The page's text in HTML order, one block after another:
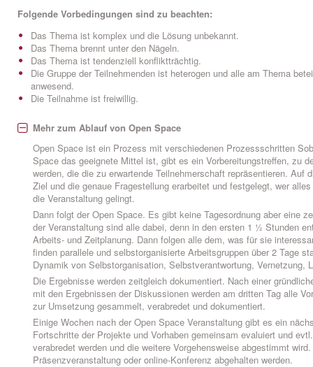
Folgende Vorbedingungen sind zu beachten:
Das Thema ist komplex und die Lösung unbekannt.
Das Thema brennt unter den Nägeln.
Das Thema ist tendenziell konfliktträchtig.
Die Gruppe der Teilnehmenden ist heterogen und alle am Thema
anwesend.
Die Teilnahme ist freiwillig.
Mehr zum Ablauf von Open Space
Open Space ist ein Prozess mit verschiedenen Prozessschritten
Space das geeignete Mittel ist, gibt es ein Vorbereitungstreffen, zu
werden, die die zu erwartende Teilnehmerschaft repräsentieren. Auf
Ziel und die genaue Fragestellung erarbeitet und festgelegt, wer
die Veranstaltung gelingt.
Dann folgt der Open Space. Es gibt keine Tagesordnung aber eine
der Veranstaltung sind alle dabei, denn in den ersten 1 ½ Stunden
Arbeits- und Zeitplanung. Dann folgen alle dem, was für sie
finden parallele und selbstorganisierte Arbeitsgruppen über 2 Tage
Dynamik von Selbstorganisation, Selbstverantwortung, Vernetzung,
Die Ergebnisse werden zeitgleich dokumentiert. Nach einer
mit den Ergebnissen der Diskussionen werden am dritten Tag alle
zur Umsetzung gesammelt, verabredet und dokumentiert.
Einige Wochen nach der Open Space Veranstaltung gibt es ein
Fortschritte der Projekte und Vorhaben gemeinsam evaluiert und
verabredet werden und die weitere Vorgehensweise abgestimmt
Präsenzveranstaltung oder online-Konferenz abgehalten werden.